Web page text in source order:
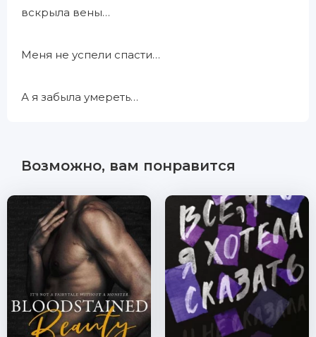
вскрыла вены…
Меня не успели спасти…
А я забыла умереть…
Возможно, вам понравится